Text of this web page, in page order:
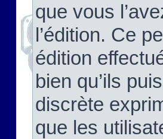
que vous
l’édition. Ce
édition
bien qu’ils
discrète
que les